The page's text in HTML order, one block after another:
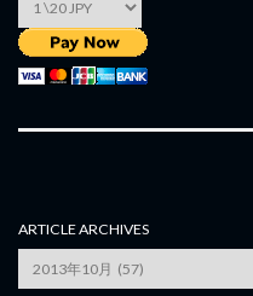
ARTICLE ARCHIVES
Archives